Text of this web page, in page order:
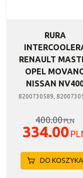
RURA
RENAULT
OPEL
NISSAN
8200730589,
400.00PLN
334.00
DO KOSZYKA